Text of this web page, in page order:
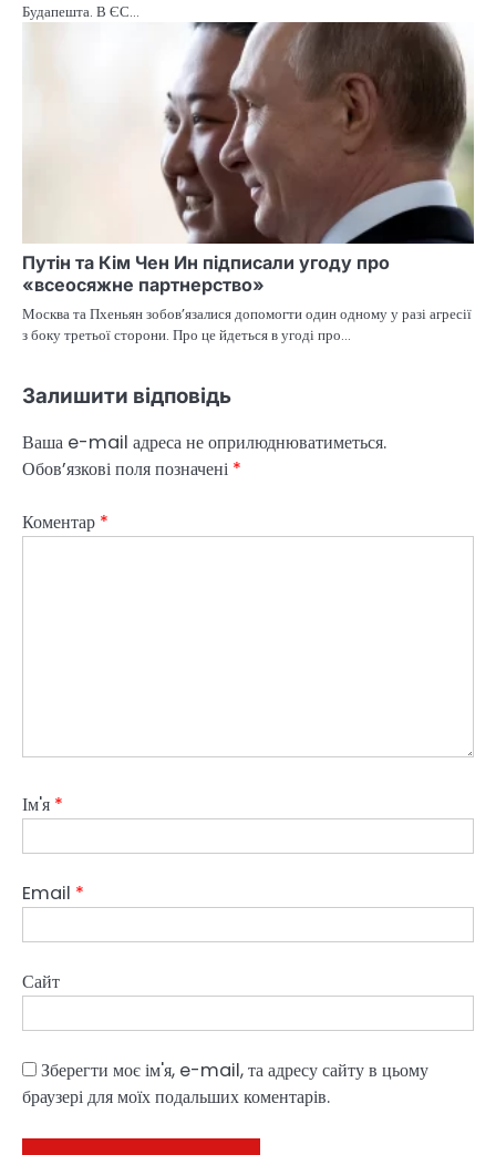
Будапешта. В ЄС…
Путін та Кім Чен Ин підписали угоду про
«всеосяжне партнерство»
Москва та Пхеньян зобов’язалися допомогти один одному у разі агресії
з боку третьої сторони. Про це йдеться в угоді про…
Залишити відповідь
Ваша e-mail адреса не оприлюднюватиметься.
Обов’язкові поля позначені *
Коментар *
Ім'я *
Email *
Сайт
Зберегти моє ім'я, e-mail, та адресу сайту в цьому
браузері для моїх подальших коментарів.